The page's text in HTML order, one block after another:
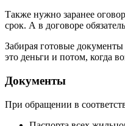
Также нужно заранее
срок. А в договоре
Забирая готовые
это деньги и потом, когда
Документы
При обращении в